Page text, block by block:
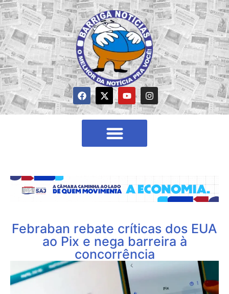
Febraban rebate críticas dos EUA
ao Pix e nega barreira à
concorrência